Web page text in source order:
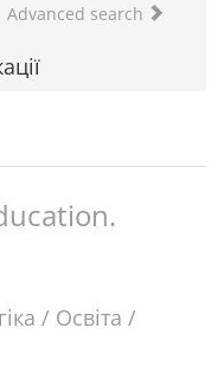
Advanced search
/ Освіта /